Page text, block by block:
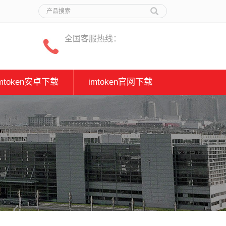
全国客服热线：
安卓下载 imtoken官网下载